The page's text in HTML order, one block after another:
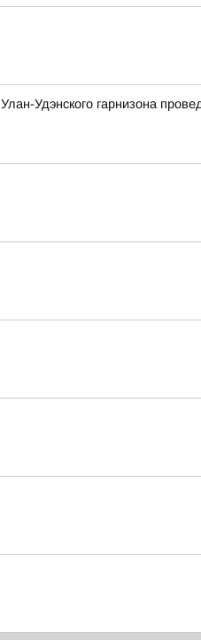
Удэнского гарнизона